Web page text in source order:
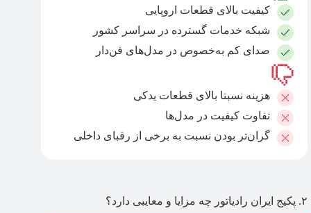
کیفیت بالای قطعات اروپایی
شبکه خدمات گسترده در سراسر کشور
صدای کم به‌خصوص در مدل‌های فن‌دار
هزینه نسبتا بالای قطعات یدکی
تفاوت کیفیت در مدل‌ها
گران‌تر بودن نسبت به برخی از رقبای داخلی
۲. پکیج ایران رادیاتور چه مزایا و معایبی دارد؟